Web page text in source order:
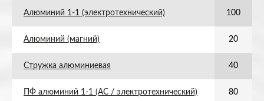
Алюминий 1-1 (электротехнический) 100
Алюминий (магний) 20
Стружка алюминиевая 40
ПФ алюминий 1-1 (АС / электротехнический) 80